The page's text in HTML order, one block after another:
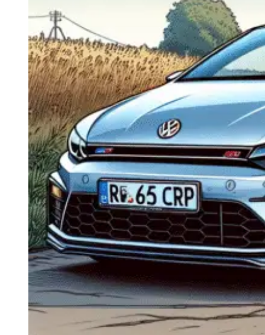
Navigatie Audi A6 C5
Navigatie Audi A6 C6
Navigatie Audi A6 C7
Navigatie Audi Q5
Ford
Navigație Ford Fiesta
Navigație Ford Focus 1
Navigație Ford Focus 2
Navigație Ford Focus MK3
Navigație Ford Mondeo MK3
Navigație Ford Mondeo MK4
Navigație Ford Transit
Mercedes
Navigație Mercedes C Class W203
Navigație Mercedes C Class W204
Navigație Mercedes W203
Navigație Mercedes W204
Navigație Mercedes W211
Navigație Mercedes Sprinter
Passat
Navigație Passat B5
Navigație Passat B5 5
Navigație Passat B6
Navigație Passat B7
Navigație Passat B8
Skoda
Navigație Skoda Fabia 1
Navigație Skoda Fabia 2
Navigație Skoda Octavia 1
Navigație Skoda Octavia 2